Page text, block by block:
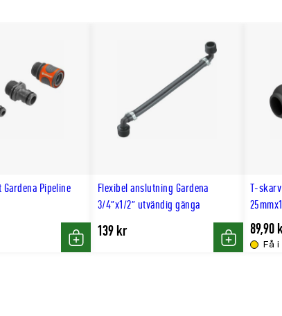
Pipeline
Köp
Flexibel anslutning Gardena
3/4"x1/2" utvändig gänga
139 kr
Köp
T-
Få i
89,90